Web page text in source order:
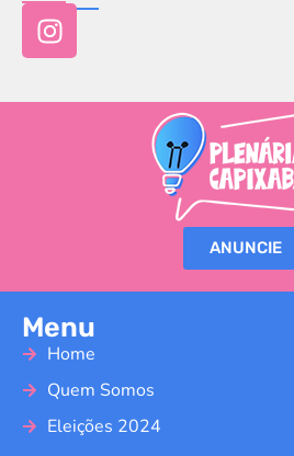
ANUNCIE
Menu
Home
Quem Somos
Eleições 2024